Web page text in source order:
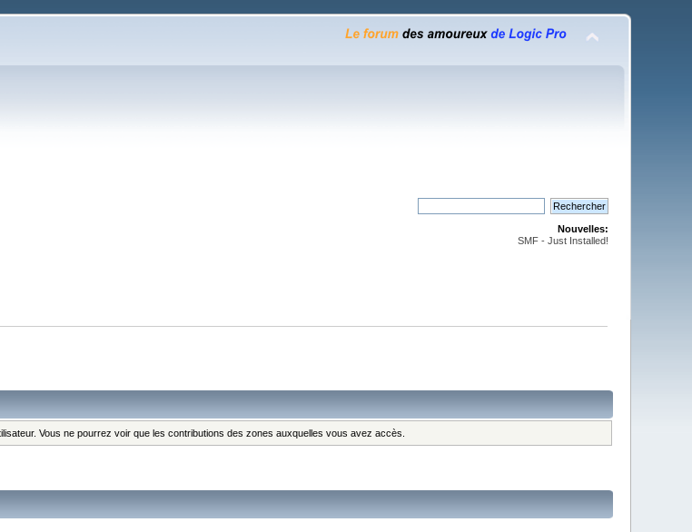
Nouvelles:
SMF - Just Installed!
Vous ne pourrez voir que les contributions des zones auxquelles vous avez accès.